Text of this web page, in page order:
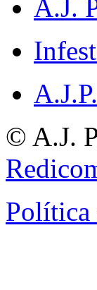
A.J.
© A.J.
Política